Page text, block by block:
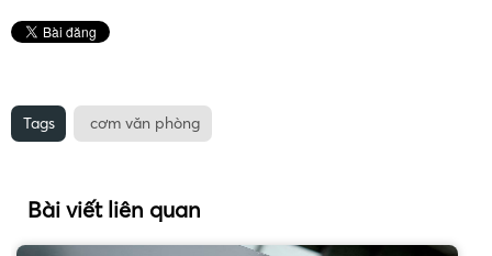
Tags cơm văn phòng
Bài viết liên quan